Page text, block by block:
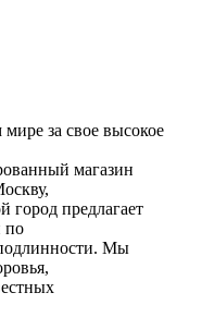
за свое высокое
магазин
предлагает
по
Мы